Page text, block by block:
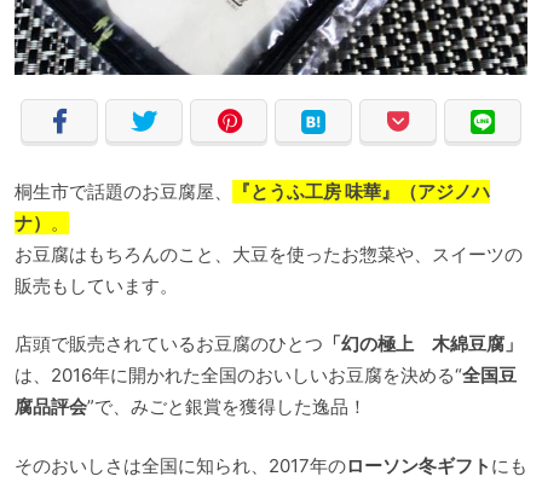
桐生市で話題のお豆腐屋、
『とうふ工房 味華』（アジノハ
ナ） 。
お豆腐はもちろんのこと、大豆を使ったお惣菜や、スイーツの
販売もしています。
店頭で販売されているお豆腐のひとつ 「幻の極上 木綿豆腐」
は、2016年に開かれた全国のおいしいお豆腐を決める“全国豆
腐品評会”で、みごと銀賞を獲得した逸品！
そのおいしさは全国に知られ、2017年のローソン冬ギフト にも